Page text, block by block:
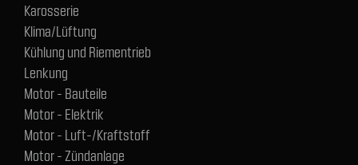
Karosserie
Klima/Lüftung
Kühlung und Riementrieb
Lenkung
Motor - Bauteile
Motor - Elektrik
Motor - Luft-/Kraftstoff
Motor - Zündanlage